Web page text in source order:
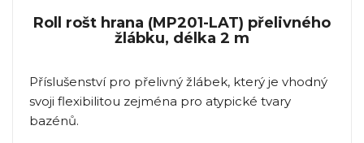
Roll rošt hrana (MP201-LAT) přelivného
žlábku, délka 2 m
Příslušenství pro přelivný žlábek, který je vhodný
svoji flexibilitou zejména pro atypické tvary
bazénů.